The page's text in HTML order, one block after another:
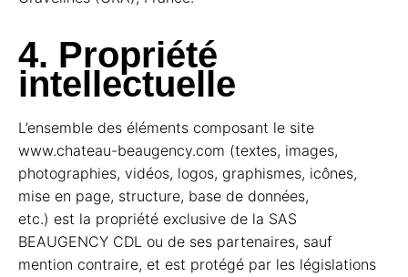
4. Propriété
intellectuelle
L’ensemble des éléments composant le site
www.chateau-beaugency.com (textes, images,
photographies, vidéos, logos, graphismes, icônes,
mise en page, structure, base de données,
etc.) est la propriété exclusive de la SAS
BEAUGENCY CDL ou de ses partenaires, sauf
mention contraire, et est protégé par les législations